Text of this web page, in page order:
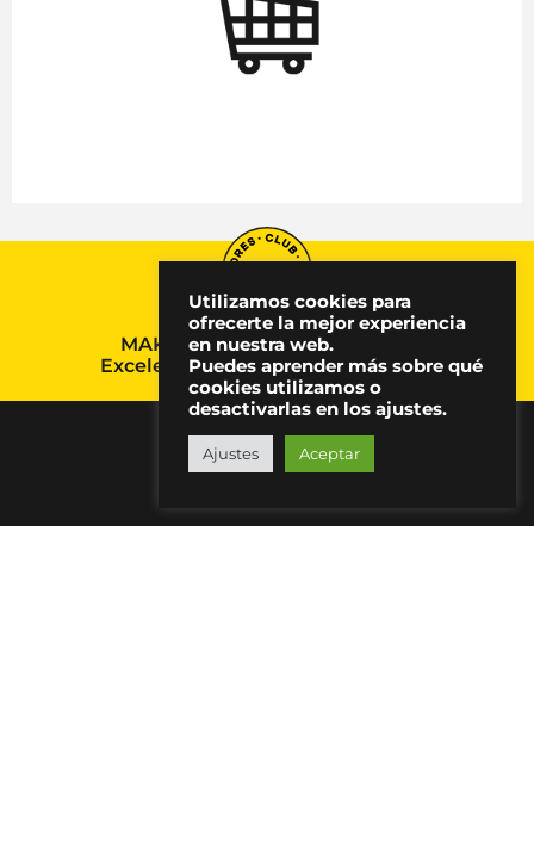
MAKMA, Premio Nacional a la
Excelencia en Comunicación 2024
Utilizamos cookies para
ofrecerte la mejor experiencia
en nuestra web.
Puedes aprender más sobre qué
cookies utilizamos o
desactivarlas en los ajustes.
Ajustes Aceptar